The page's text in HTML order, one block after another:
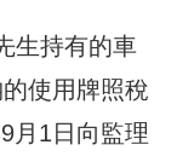
生持有的車
使用牌照稅
月1日向監理